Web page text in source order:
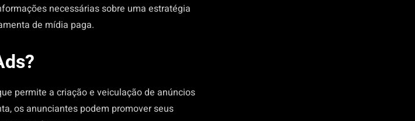
necessárias sobre uma estratégia
de mídia paga.
permite a criação e veiculação de anúncios
os anunciantes podem promover seus